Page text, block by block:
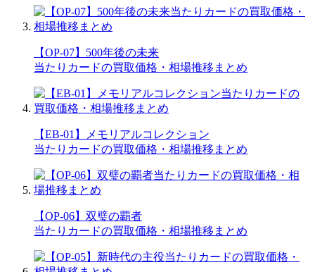
【OP-07】500年後の未来
当たりカードの買取価格・相場推移まとめ
【EB-01】メモリアルコレクション
当たりカードの買取価格・相場推移まとめ
【OP-06】双璧の覇者
当たりカードの買取価格・相場推移まとめ